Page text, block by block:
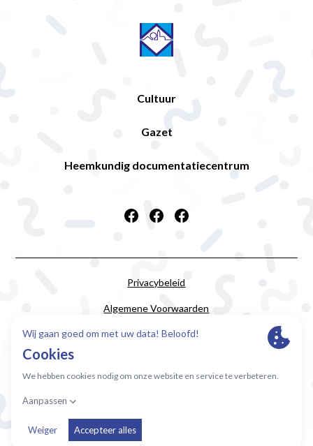
Cultuur
Gazet
Heemkundig documentatiecentrum
© 2024 Alle rechten voorbehouden voor
Wijkwerking
Privacybeleid
Algemene Voorwaarden
Cookie-instellingen
Ontworpen en ontwikkeld door